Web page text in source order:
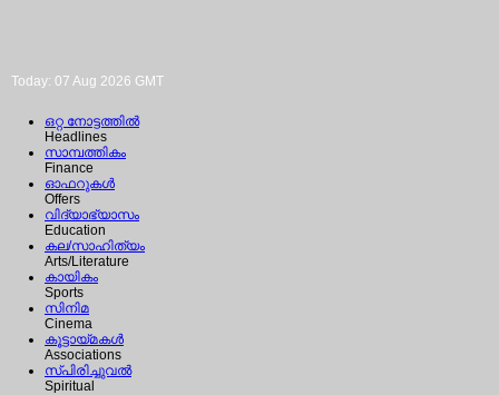
Today: 07 Aug 2026 GMT
ഒറ്റ നോട്ടത്തില്‍
Headlines
സാമ്പത്തികം
Finance
ഓഫറുകള്‍
Offers
വിദ്യാഭ്യാസം
Education
കല/സാഹിത്യം
Arts/Literature
കായികം
Sports
സിനിമ
Cinema
കൂട്ടായ്മകള്‍
Associations
സ്പിരിച്ചുവല്‍
Spiritual